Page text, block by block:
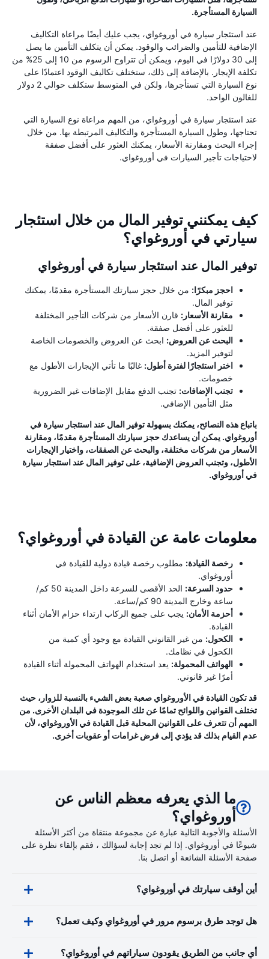
السيارة المستأجرة.
عند استئجار سيارة في أوروغواي، يجب عليك أيضًا مراعاة التكاليف
الإضافية للتأمين والضرائب والوقود. يمكن أن يتكلف التأمين ما يصل
إلى 30 دولارًا في اليوم، ويمكن أن تتراوح الرسوم من 10 إلى 25% من
تكلفة الإيجار. بالإضافة إلى ذلك، ستختلف تكاليف الوقود اعتمادًا على
نوع السيارة التي تستأجرها، ولكن في المتوسط ​​ستكلف حوالي 2 دولار
للغالون الواحد.
عند استئجار سيارة في أوروغواي، من المهم مراعاة نوع السيارة التي
تحتاجها، وطول السيارة المستأجرة والتكاليف المرتبطة بها. من خلال
إجراء البحث ومقارنة الأسعار، يمكنك العثور على أفضل صفقة
لاحتياجات تأجير السيارات في أوروغواي.
كيف يمكنني توفير المال من خلال استئجار
سيارتي في أوروغواي؟
توفير المال عند استئجار سيارة في أوروغواي
احجز مبكرًا: من خلال حجز سيارتك المستأجرة مقدمًا، يمكنك
توفير المال.
مقارنة الأسعار: قارن الأسعار من شركات التأجير المختلفة
للعثور على أفضل صفقة.
البحث عن العروض: ابحث عن العروض والخصومات الخاصة
لتوفير المزيد.
اختر استئجارًا لفترة أطول: غالبًا ما تأتي الإيجارات الأطول مع
خصومات.
تجنب الإضافات: تجنب الدفع مقابل الإضافات غير الضرورية
مثل التأمين الإضافي.
باتباع هذه النصائح، يمكنك بسهولة توفير المال عند استئجار سيارة في
أوروغواي. يمكن أن يساعدك حجز سيارتك المستأجرة مقدمًا، ومقارنة
الأسعار من شركات مختلفة، والبحث عن الصفقات، واختيار الإيجارات
الأطول، وتجنب العروض الإضافية، على توفير المال عند استئجار سيارة
في أوروغواي.
معلومات عامة عن القيادة في أوروغواي؟
رخصة القيادة: مطلوب رخصة قيادة دولية للقيادة في
أوروغواي.
حدود السرعة:
الحد الأقصى للسرعة داخل المدينة 50 كم/
ساعة وخارج المدينة 90 كم/ساعة.
أحزمة الأمان: يجب على جميع الركاب ارتداء حزام الأمان أثناء
القيادة.
الكحول: من غير القانوني القيادة مع وجود أي كمية من
الكحول في نظامك.
الهواتف المحمولة: يعد استخدام الهواتف المحمولة أثناء القيادة
أمرًا غير قانوني.
قد تكون القيادة في الأوروغواي صعبة بعض الشيء بالنسبة للزوار، حيث
تختلف القوانين واللوائح تمامًا عن تلك الموجودة في البلدان الأخرى. من
المهم أن تتعرف على القوانين المحلية قبل القيادة في الأوروغواي، لأن
عدم القيام بذلك قد يؤدي إلى فرض غرامات أو عقوبات أخرى.
ما الذي يعرفه معظم الناس عن
أوروغواي؟
الأسئلة والأجوبة التالية عبارة عن مجموعة منتقاة من أكثر الأسئلة
شيوعًا في أوروغواي. إذا لم تجد إجابة لسؤالك ، فقم بإلقاء نظرة على
صفحة الأسئلة الشائعة أو اتصل بنا.
أين أوقف سيارتك في أوروغواي؟
هل توجد طرق برسوم مرور في أوروغواي وكيف تعمل؟
أي جانب من الطريق يقودون سياراتهم في أوروغواي؟